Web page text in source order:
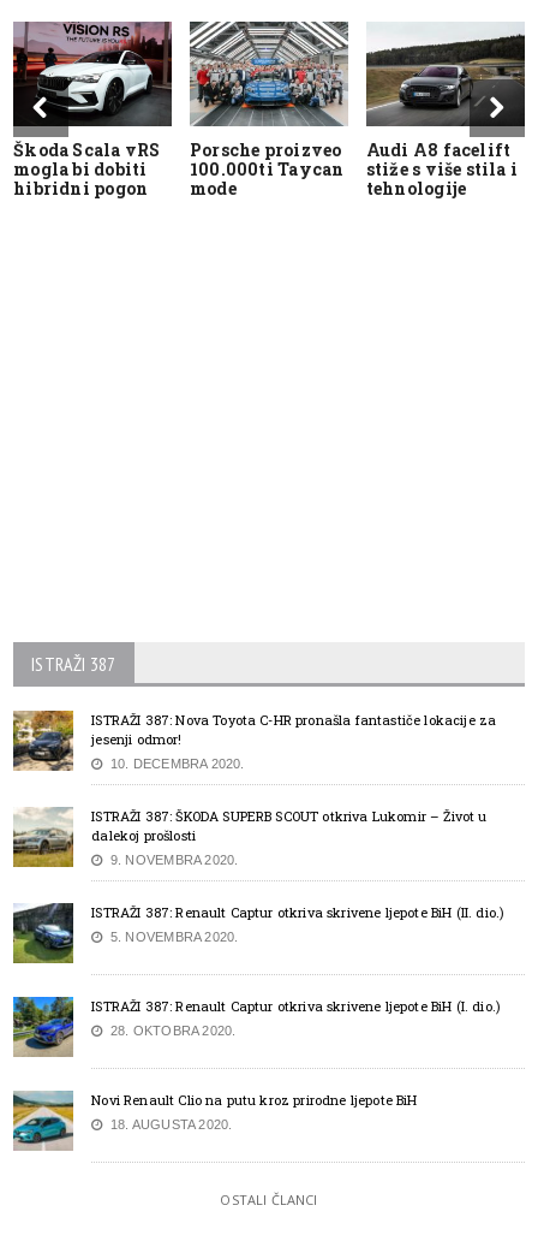
Škoda Scala vRS
mogla bi dobiti
hibridni pogon
Porsche proizveo
100.000ti Taycan
mode
Audi A8 facelift
stiže s više stila i
tehnologije
ISTRAŽI 387
ISTRAŽI 387: Nova Toyota C-HR pronašla fantastiče lokacije za
jesenji odmor!
10. DECEMBRA 2020.
ISTRAŽI 387: ŠKODA SUPERB SCOUT otkriva Lukomir – Život u
dalekoj prošlosti
9. NOVEMBRA 2020.
ISTRAŽI 387: Renault Captur otkriva skrivene ljepote BiH (II. dio.)
5. NOVEMBRA 2020.
ISTRAŽI 387: Renault Captur otkriva skrivene ljepote BiH (I. dio.)
28. OKTOBRA 2020.
Novi Renault Clio na putu kroz prirodne ljepote BiH
18. AUGUSTA 2020.
OSTALI ČLANCI